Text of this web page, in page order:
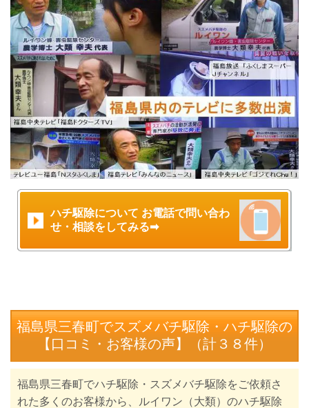
ハチ駆除について お電話で問い合わ
せ・相談をしてみる➡
福島県三春町でスズメバチ駆除・ハチ駆除の
【口コミ・お客様の声】（計３８件）
福島県三春町でハチ駆除・スズメバチ駆除をご依頼さ
れた多くのお客様から、ルイワン（大類）のハチ駆除